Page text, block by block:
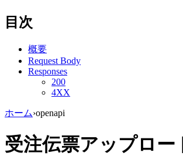
目次
概要
Request Body
Responses
200
4XX
ホーム›openapi
受注伝票アップロー